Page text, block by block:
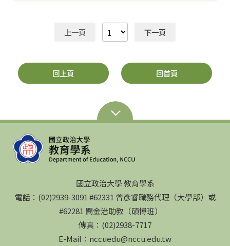
上一頁 下一頁
回上頁 回首頁
國立政治大學 教育學系
電話：(02)2939-3091 #62331 曾彥睿職務代理（大學部）或
#62281 闕金治助教（碩博班）
傳真：(02)2938-7717
E-Mail：nccuedu@nccu.edu.tw